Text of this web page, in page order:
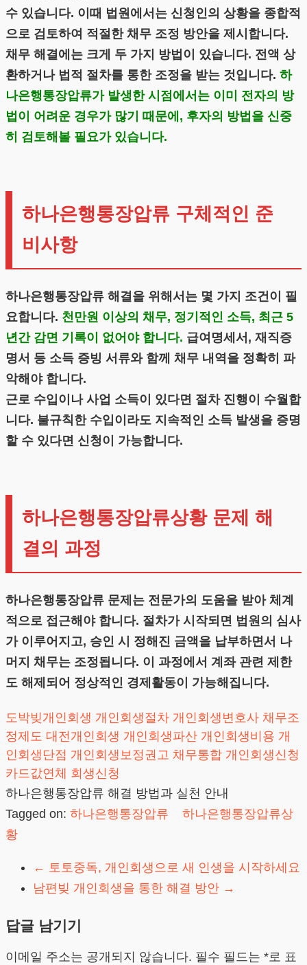
수 있습니다. 이때 법원에서는 신청인의 상황을 종합적
으로 검토하여 적절한 채무 조정 방안을 제시합니다.
채무 해결에는 크게 두 가지 방법이 있습니다. 전액 상
환하거나 법적 절차를 통한 조정을 받는 것입니다. 하
나은행통장압류가 발생한 시점에서는 이미 전자의 방
법이 어려운 경우가 많기 때문에, 후자의 방법을 신중
히 검토해볼 필요가 있습니다.
하나은행통장압류 구체적인 준
비사항
하나은행통장압류 해결을 위해서는 몇 가지 조건이 필
요합니다. 천만원 이상의 채무, 정기적인 소득, 최근 5
년간 감면 기록이 없어야 합니다. 급여명세서, 재직증
명서 등 소득 증빙 서류와 함께 채무 내역을 정확히 파
악해야 합니다.
근로 수입이나 사업 소득이 있다면 절차 진행이 수월합
니다. 불규칙한 수입이라도 지속적인 소득 발생을 증명
할 수 있다면 신청이 가능합니다.
하나은행통장압류상황 문제 해
결의 과정
하나은행통장압류 문제는 전문가의 도움을 받아 체계
적으로 접근해야 합니다. 절차가 시작되면 법원의 심사
가 이루어지고, 승인 시 정해진 금액을 납부하면서 나
머지 채무는 조정됩니다. 이 과정에서 계좌 관련 제한
도 해제되어 정상적인 경제활동이 가능해집니다.
도박빚개인회생 개인회생절차 개인회생변호사 채무조
정제도 대전개인회생 개인회생파산 개인회생비용 개
인회생단점 개인회생보정권고 채무통합 개인회생신청
카드값연체
회생신청
하나은행통장압류 해결 방법과 실천 안내
Tagged on: 하나은행통장압류
하나은행통장압류상
황
← 토토중독, 개인회생으로 새 인생을 시작하세요
남편빚 개인회생을 통한 해결 방안 →
답글 남기기
이메일 주소는 공개되지 않습니다. 필수 필드는 *로 표